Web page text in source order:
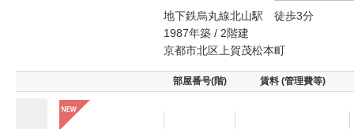
地下鉄烏丸線北山駅 徒歩3分
1987年築 / 2階建
京都市北区上賀茂松本町
部屋番号(階) 賃料 (管理費等)